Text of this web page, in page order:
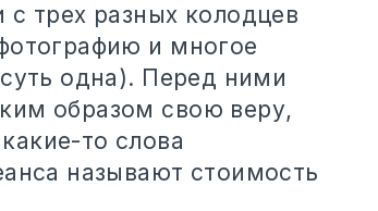
трех разных колодцев
и многое
одна). Перед ними
образом свою веру,
то слова
называют стоимость